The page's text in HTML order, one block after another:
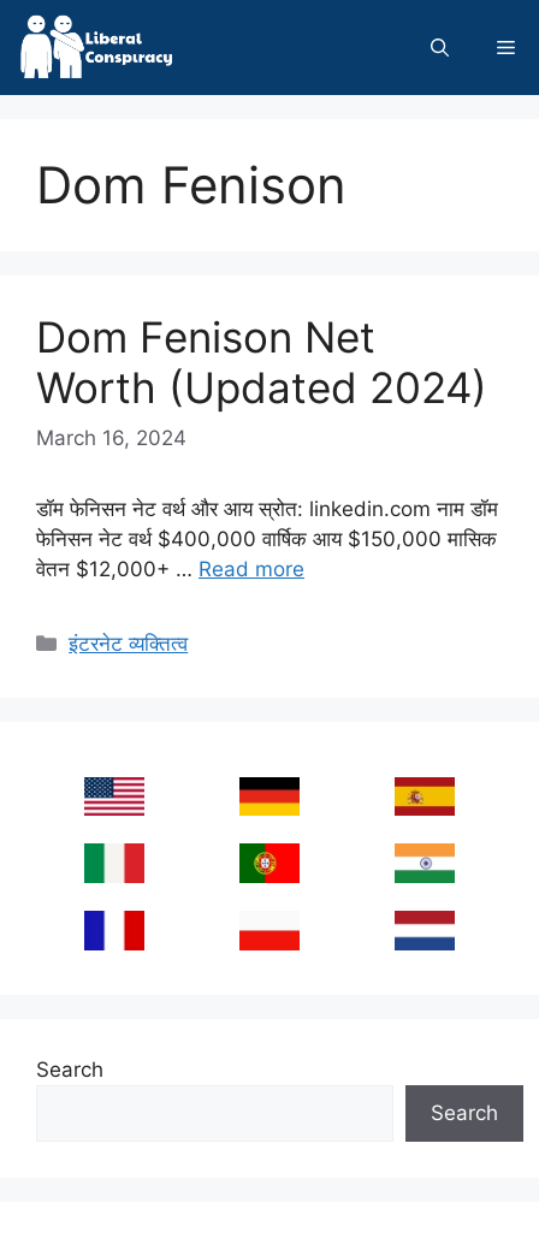
Skip
content
Dom Fenison
Dom Fenison Net
Worth (Updated 2024)
March 16, 2024
डॉम फेनिसन नेट वर्थ और आय स्रोत: linkedin.com नाम डॉम
फेनिसन नेट वर्थ $400,000 वार्षिक आय $150,000 मासिक
वेतन $12,000+ … Read more
Categories
इंटरनेट व्यक्तित्व
Search
Search